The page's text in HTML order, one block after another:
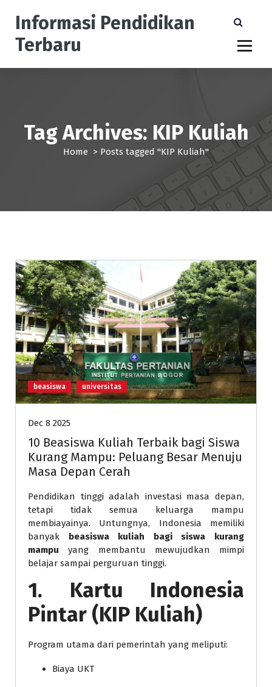
Informasi Pendidikan
Terbaru
Tag Archives: KIP Kuliah
Home > Posts tagged "KIP Kuliah"
beasiswa universitas
Dec 8 2025
10 Beasiswa Kuliah Terbaik bagi Siswa
Kurang Mampu: Peluang Besar Menuju
Masa Depan Cerah
Pendidikan tinggi adalah investasi masa depan,
tetapi tidak semua keluarga mampu
membiayainya. Untungnya, Indonesia memiliki
banyak beasiswa kuliah bagi siswa kurang
mampu yang membantu mewujudkan mimpi
belajar sampai perguruan tinggi.
1. Kartu Indonesia
Pintar (KIP Kuliah)
Program utama dari pemerintah yang meliputi:
Biaya UKT